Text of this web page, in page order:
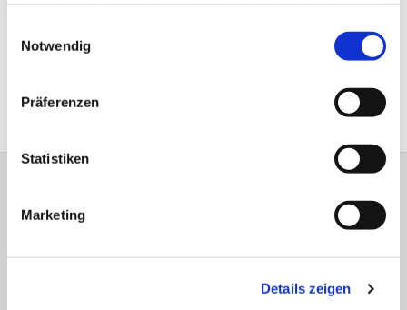
Notwendig
Präferenzen
Statistiken
Marketing
Details zeigen
Friedhofsverwaltung
Bodelschwinghstraße 4